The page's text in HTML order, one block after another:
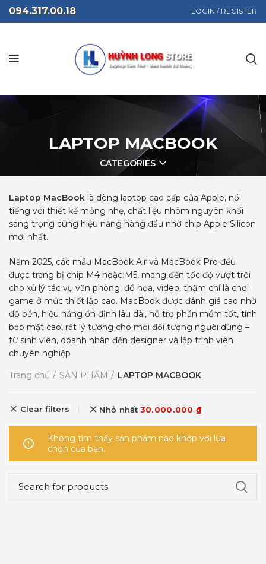
094.317.00.18 LOGIN / REGISTER
LAPTOP MACBOOK
CATEGORIES
Laptop MacBook là dòng laptop cao cấp của Apple, nổi
tiếng với thiết kế mỏng nhẹ, chất liệu nhôm nguyên khối
sang trọng cùng hiệu năng hàng đầu nhờ chip Apple Silicon
mới nhất.
Năm 2025, các mẫu MacBook Air và MacBook Pro đều
được trang bị chip M4 hoặc M5, mang đến tốc độ vượt trội
cho xử lý tác vụ văn phòng, đồ họa, video, thậm chí là chơi
game ở mức thiết lập cao. MacBook được đánh giá cao nhờ
độ bền, hiệu năng ổn định lâu dài, hỗ trợ phần mềm tốt, tính
bảo mật cao, rất lý tưởng cho mọi đối tượng người dùng –
từ sinh viên, doanh nhân đến designer và lập trình viên
chuyên nghiệp
Trang chủ SẢN PHẨM LAPTOP MACBOOK
Clear filters Nhỏ nhất 30.000.000₫
Không tìm thấy sản phẩm nào khớp với lựa
chọn của bạn.